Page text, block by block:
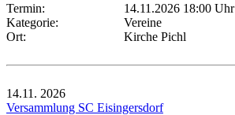
Termin:
14.11.2026 18:00 Uhr
Kategorie:
Vereine
Ort:
Kirche Pichl
14.11. 2026
Versammlung SC Eisingersdorf